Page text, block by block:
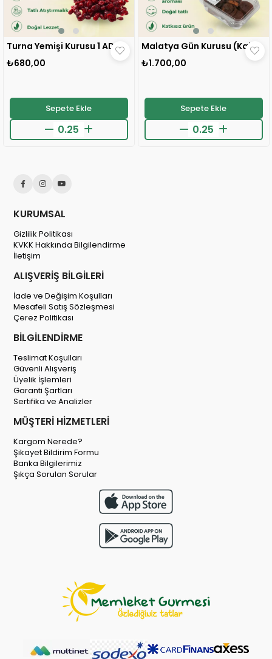
Turna Yemişi Kurusu 1 ADET
₺680,00
Sepete Ekle
Malatya Gün Kurusu (Kabaaşı) 1 ADET
₺1.700,00
Sepete Ekle
KURUMSAL
Gizlilik Politikası
KVKK Hakkında Bilgilendirme
İletişim
ALIŞVERİŞ BİLGİLERİ
İade ve Değişim Koşulları
Mesafeli Satış Sözleşmesi
Çerez Politikası
BİLGİLENDİRME
Teslimat Koşulları
Güvenli Alışveriş
Üyelik İşlemleri
Garanti Şartları
Sertifika ve Analizler
MÜŞTERİ HİZMETLERİ
Kargom Nerede?
Şikayet Bildirim Formu
Banka Bilgilerimiz
Şıkça Sorulan Sorular